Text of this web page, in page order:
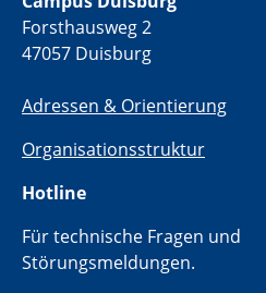
Forsthausweg 2
47057 Duisburg
Adressen & Orientierung
Organisationsstruktur
Hotline
Für technische Fragen und
Störungsmeldungen.